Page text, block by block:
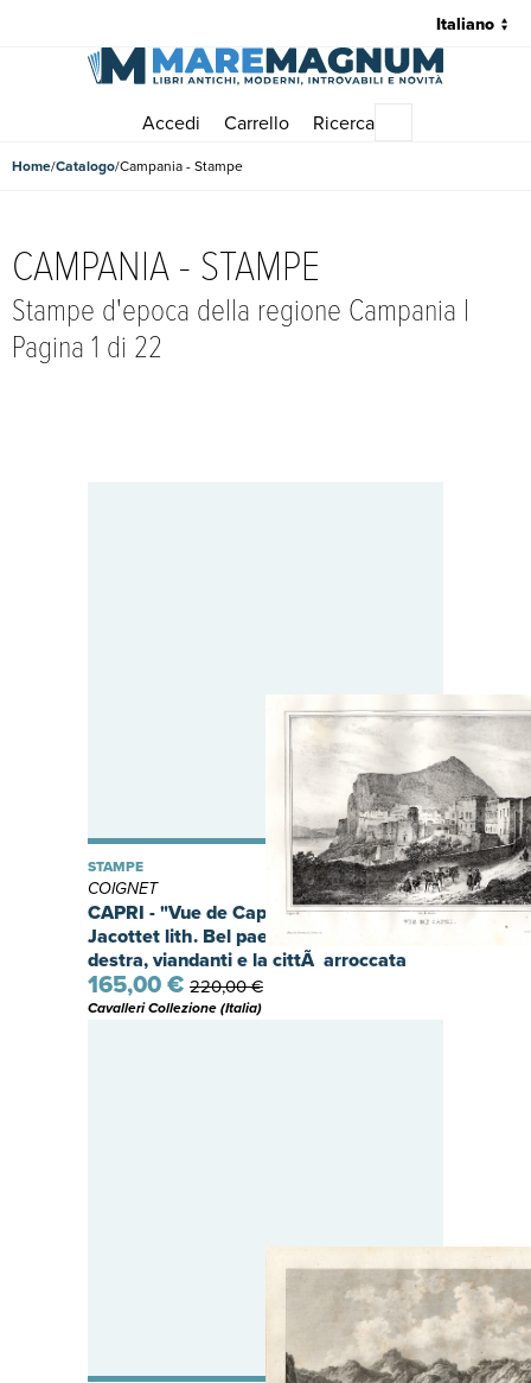
Accedi Carrello Ricerca
Home Catalogo Campania - Stampe
CAMPANIA - STAMPE
Stampe d'epoca della regione Campania |
Pagina 1 di 22
CAPRI - "Vue de Capri" Coignet del. -
Jacottet lith. Bel paesaggio con il mare a
destra, viandanti e la cittÃ arroccata
sulla collina a sinistra.
STAMPE
COIGNET
165,00 € 220,00 €
Cavalleri Collezione (Italia)